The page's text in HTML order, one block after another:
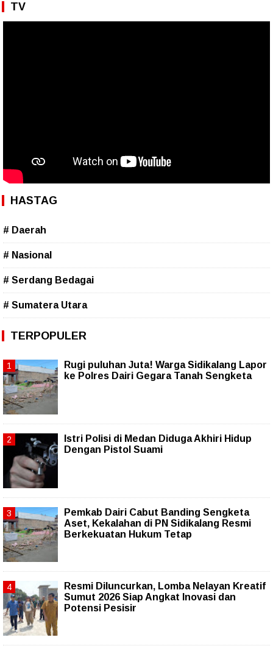
TV
HASTAG
# Daerah
# Nasional
# Serdang Bedagai
# Sumatera Utara
TERPOPULER
Rugi puluhan Juta! Warga Sidikalang Lapor
ke Polres Dairi Gegara Tanah Sengketa
Istri Polisi di Medan Diduga Akhiri Hidup
Dengan Pistol Suami
Pemkab Dairi Cabut Banding Sengketa
Aset, Kekalahan di PN Sidikalang Resmi
Berkekuatan Hukum Tetap
Resmi Diluncurkan, Lomba Nelayan Kreatif
Sumut 2026 Siap Angkat Inovasi dan
Potensi Pesisir